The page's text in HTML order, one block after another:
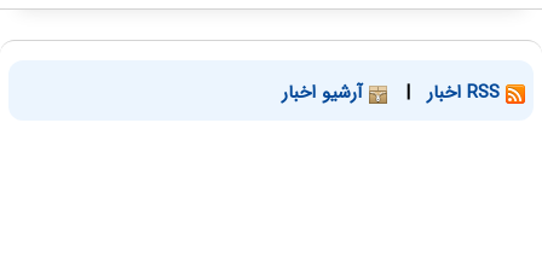
| آرشیو اخبار